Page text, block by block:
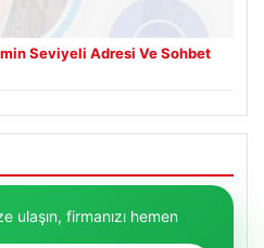
Seviyeli Adresi Ve Sohbet
ulaşın, firmanızı hemen